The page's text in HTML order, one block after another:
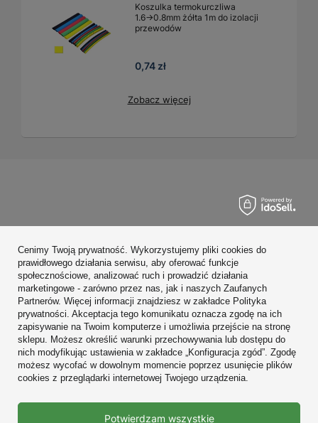
Koszulka termokurczliwa
1.6→0.8mm żółta 1m do izolacji
przewodów
0,74 zł
Zobacz więcej
Konto
Regulaminy
Zobacz również
W sklepie prezentujemy ceny brutto (z VAT).
Cenimy Twoją prywatność. Wykorzystujemy pliki cookies do
prawidłowego działania serwisu, aby oferować funkcje
społecznościowe, analizować ruch i prowadzić działania
marketingowe - zarówno przez nas, jak i naszych Zaufanych
Partnerów. Więcej informacji znajdziesz w zakładce Polityka
prywatności. Akceptacja tego komunikatu oznacza zgodę na ich
zapisywanie na Twoim komputerze i umożliwia przejście na stronę
sklepu. Możesz określić warunki przechowywania lub dostępu do
nich modyfikując ustawienia w zakładce „Konfiguracja zgód”. Zgodę
możesz wycofać w dowolnym momencie poprzez usunięcie plików
cookies z przeglądarki internetowej Twojego urządzenia.
Potwierdzam wszystkie